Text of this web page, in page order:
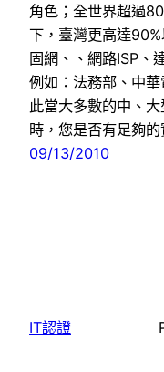
角色；全世界超過
下，臺灣更高達
固網、、網路ISP、
例如：法務部、中
此當大多數的中、
時，您是否有足夠
09/13/2010
IT認證